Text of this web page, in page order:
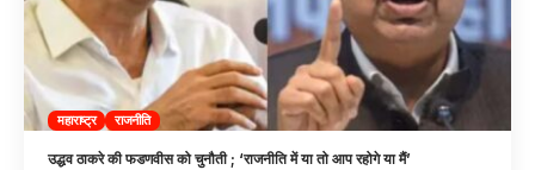
महाराष्ट्र राजनीति
उद्धव ठाकरे की फडणवीस को चुनौती ; ‘राजनीति में या तो आप रहोगे या मैं’